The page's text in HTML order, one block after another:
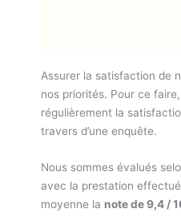
Assurer la satisfaction de
nos priorités. Pour ce
régulièrement la
travers d’une enquête.
Nous sommes évalués
avec la prestation
moyenne la note de 9,4 /